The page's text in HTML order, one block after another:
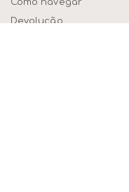
Como navegar
Devolução